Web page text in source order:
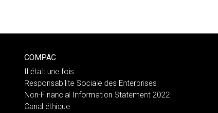
COMPAC
Il était une fois…
Responsabilite Sociale des Enterprises
Non-Financial Information Statement 2022
Canal éthique